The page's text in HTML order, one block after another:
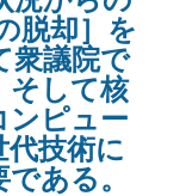
脱却］を
衆議院で
そして核
ンピュー
技術に
ある。